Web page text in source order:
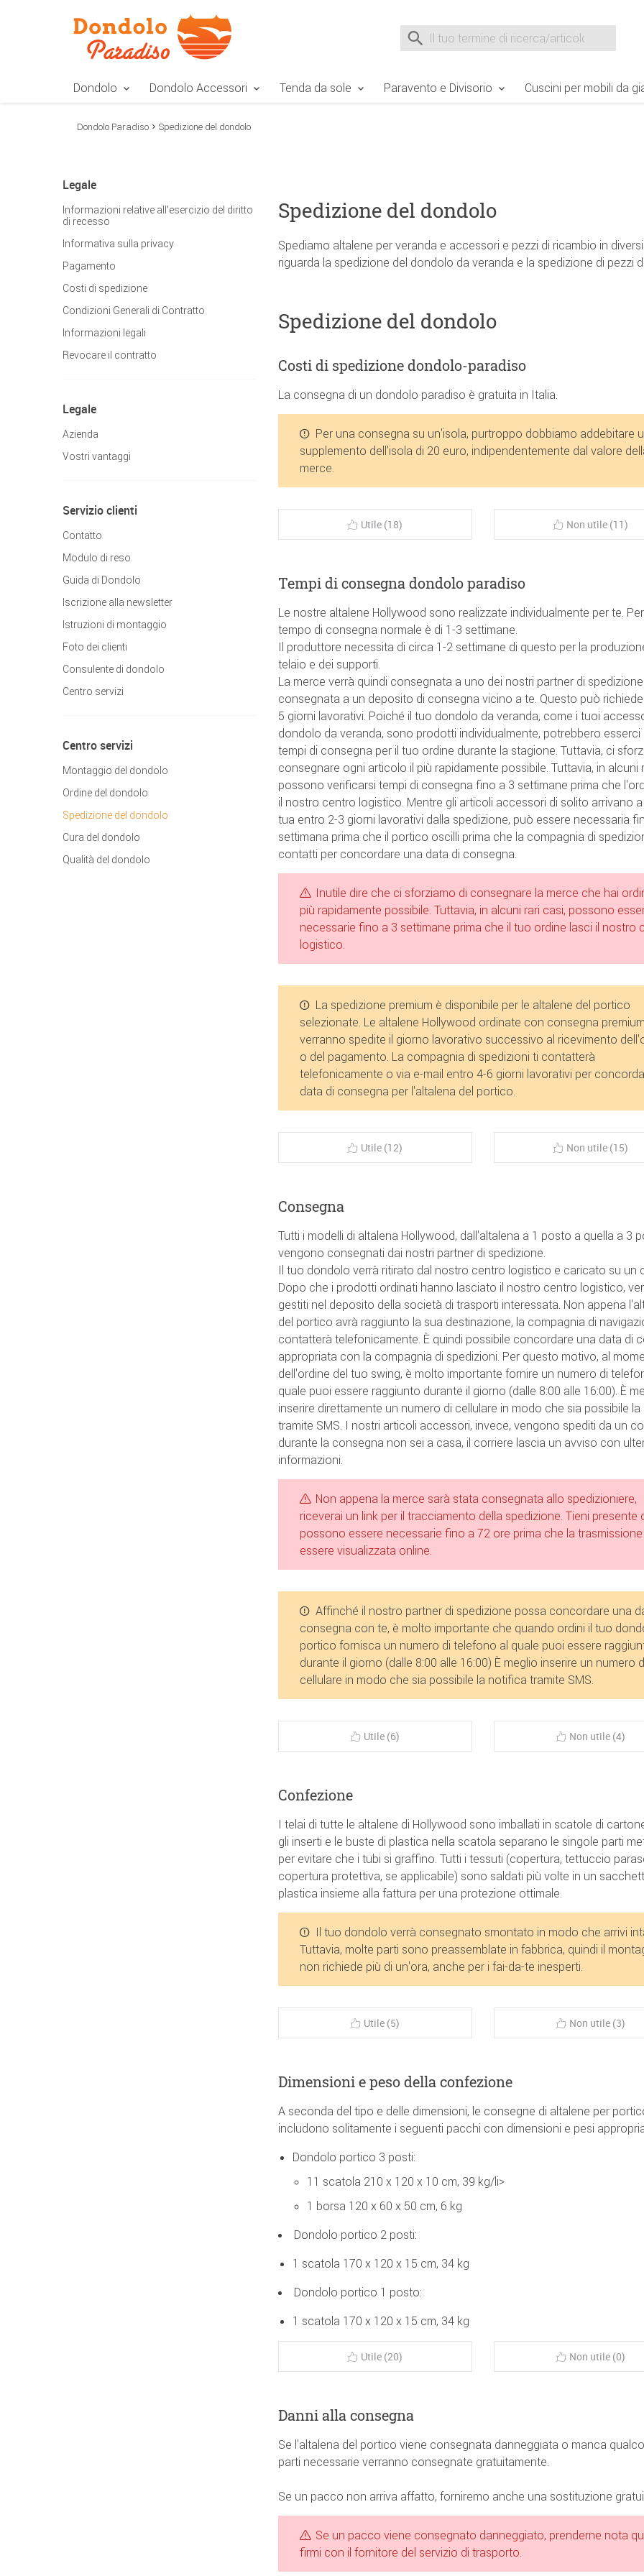
Suche nach
Dondolo Dondolo Accessori Tenda da sole Paravento e Divisorio Cuscini per mobili da
Dondolo Paradiso Spedizione del dondolo
Legale
Informazioni relative all’esercizio del diritto
di recesso
Informativa sulla privacy
Pagamento
Costi di spedizione
Condizioni Generali di Contratto
Informazioni legali
Revocare il contratto
Legale
Azienda
Vostri vantaggi
Servizio clienti
Contatto
Modulo di reso
Guida di Dondolo
Iscrizione alla newsletter
Istruzioni di montaggio
Foto dei clienti
Consulente di dondolo
Centro servizi
Centro servizi
Montaggio del dondolo
Ordine del dondolo
Spedizione del dondolo
Cura del dondolo
Qualità del dondolo
Spedizione del dondolo
Spediamo altalene per veranda e accessori e pezzi di ricambio in
riguarda la spedizione del dondolo da veranda e la spedizione di pezzi
Spedizione del dondolo
Costi di spedizione dondolo-paradiso
La consegna di un dondolo paradiso è gratuita in Italia.
Per una consegna su un'isola, purtroppo dobbiamo addebitare
supplemento dell'isola di 20 euro, indipendentemente dal valore
merce.
Utile (18) Non utile (11)
Tempi di consegna dondolo paradiso
Le nostre altalene Hollywood sono realizzate individualmente per te.
tempo di consegna normale è di 1-3 settimane.
Il produttore necessita di circa 1-2 settimane di questo per la
telaio e dei supporti.
La merce verrà quindi consegnata a uno dei nostri partner di
consegnata a un deposito di consegna vicino a te. Questo può
5 giorni lavorativi. Poiché il tuo dondolo da veranda, come i tuoi
dondolo da veranda, sono prodotti individualmente, potrebbero esserci
tempi di consegna per il tuo ordine durante la stagione. Tuttavia, ci
consegnare ogni articolo il più rapidamente possibile. Tuttavia, in alcuni
possono verificarsi tempi di consegna fino a 3 settimane prima che
il nostro centro logistico. Mentre gli articoli accessori di solito arrivano
tua entro 2-3 giorni lavorativi dalla spedizione, può essere necessaria
settimana prima che il portico oscilli prima che la compagnia di
contatti per concordare una data di consegna.
Inutile dire che ci sforziamo di consegnare la merce che hai
più rapidamente possibile. Tuttavia, in alcuni rari casi, possono
necessarie fino a 3 settimane prima che il tuo ordine lasci il nostro
logistico.
La spedizione premium è disponibile per le altalene del portico
selezionate. Le altalene Hollywood ordinate con consegna premium
verranno spedite il giorno lavorativo successivo al ricevimento
o del pagamento. La compagnia di spedizioni ti contatterà
telefonicamente o via e-mail entro 4-6 giorni lavorativi per
data di consegna per l'altalena del portico.
Utile (12) Non utile (15)
Consegna
Tutti i modelli di altalena Hollywood, dall'altalena a 1 posto a quella a 3
vengono consegnati dai nostri partner di spedizione.
Il tuo dondolo verrà ritirato dal nostro centro logistico e caricato su un
Dopo che i prodotti ordinati hanno lasciato il nostro centro logistico,
gestiti nel deposito della società di trasporti interessata. Non appena
del portico avrà raggiunto la sua destinazione, la compagnia di
contatterà telefonicamente. È quindi possibile concordare una data di
appropriata con la compagnia di spedizioni. Per questo motivo, al
dell'ordine del tuo swing, è molto importante fornire un numero di
quale puoi essere raggiunto durante il giorno (dalle 8:00 alle 16:00). È
inserire direttamente un numero di cellulare in modo che sia possibile
tramite SMS. I nostri articoli accessori, invece, vengono spediti da un
durante la consegna non sei a casa, il corriere lascia un avviso con
informazioni.
Non appena la merce sarà stata consegnata allo spedizioniere,
riceverai un link per il tracciamento della spedizione. Tieni presente
possono essere necessarie fino a 72 ore prima che la
essere visualizzata online.
Affinché il nostro partner di spedizione possa concordare una
consegna con te, è molto importante che quando ordini il tuo
portico fornisca un numero di telefono al quale puoi essere
durante il giorno (dalle 8:00 alle 16:00) È meglio inserire un numero
cellulare in modo che sia possibile la notifica tramite SMS.
Utile (6) Non utile (4)
Confezione
I telai di tutte le altalene di Hollywood sono imballati in scatole di
gli inserti e le buste di plastica nella scatola separano le singole parti
per evitare che i tubi si graffino. Tutti i tessuti (copertura, tettuccio
copertura protettiva, se applicabile) sono saldati più volte in un
plastica insieme alla fattura per una protezione ottimale.
Il tuo dondolo verrà consegnato smontato in modo che arrivi
Tuttavia, molte parti sono preassemblate in fabbrica, quindi il
non richiede più di un'ora, anche per i fai-da-te inesperti.
Utile (5) Non utile (3)
Dimensioni e peso della confezione
A seconda del tipo e delle dimensioni, le consegne di altalene per
includono solitamente i seguenti pacchi con dimensioni e pesi
Dondolo portico 3 posti:
11 scatola 210 x 120 x 10 cm, 39 kg/li>
1 borsa 120 x 60 x 50 cm, 6 kg
Dondolo portico 2 posti:
1 scatola 170 x 120 x 15 cm, 34 kg
Dondolo portico 1 posto:
1 scatola 170 x 120 x 15 cm, 34 kg
Utile (20) Non utile (0)
Danni alla consegna
Se l'altalena del portico viene consegnata danneggiata o manca
parti necessarie verranno consegnate gratuitamente.
Se un pacco non arriva affatto, forniremo anche una sostituzione
Se un pacco viene consegnato danneggiato, prenderne nota
firmi con il fornitore del servizio di trasporto.